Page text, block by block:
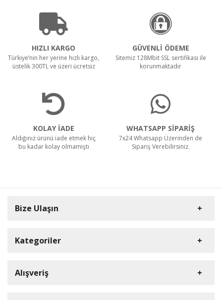
HIZLI KARGO
Türkiye’nin her yerine hızlı kargo,
üstelik 300TL ve üzeri ücretsiz
GÜVENLİ ÖDEME
Sitemiz 128Mbit SSL sertifikası ile
korunmaktadır
KOLAY İADE
Aldığınız ürünü iade etmek hiç
bu kadar kolay olmamıştı
WHATSAPP SİPARİŞ
7x24 Whatsapp Üzerinden de
Sipariş Verebilirsiniz.
Bize Ulaşın
Kategoriler
Rulopak
Alışveriş